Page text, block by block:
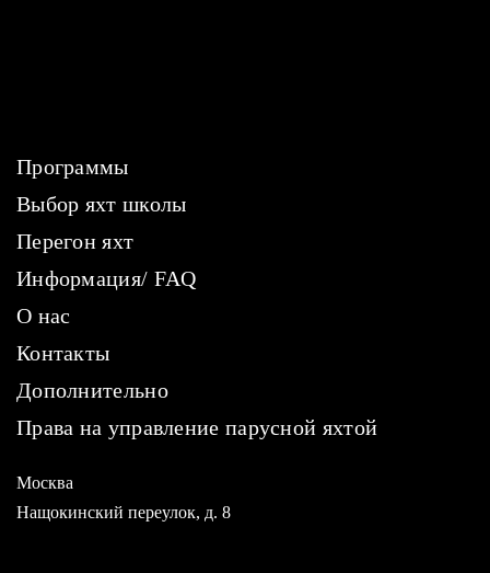
Программы
Выбор яхт школы
Перегон яхт
Информация/ FAQ
О нас
Контакты
Дополнительно
Права на управление парусной яхтой
Москва
Нащокинский переулок, д. 8